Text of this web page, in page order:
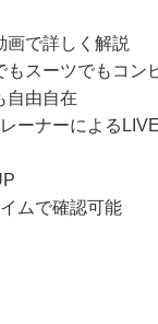
画で詳しく解説
スーツでもコン
自由自在
ーナーによる
ムで確認可能